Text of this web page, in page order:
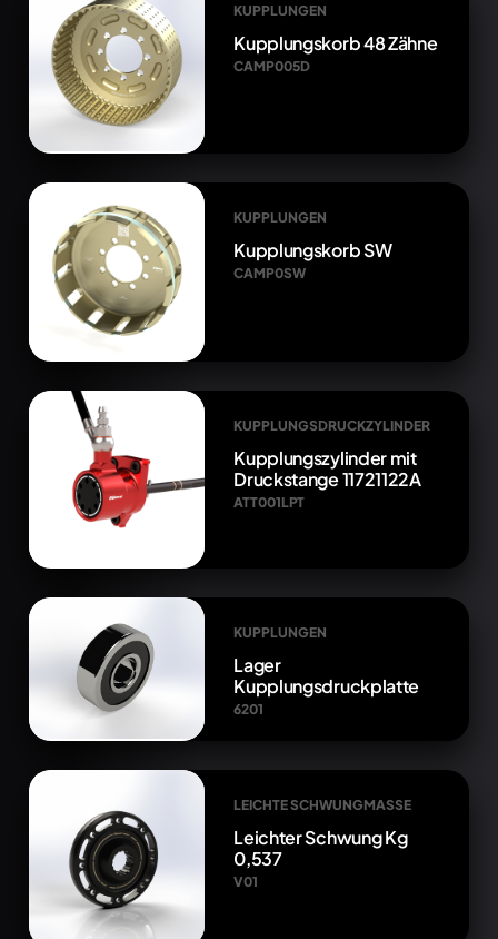
KUPPLUNGEN
Kupplungskorb 48 Zähne
CAMP005D
KUPPLUNGEN
Kupplungskorb SW
CAMP0SW
KUPPLUNGSDRUCKZYLINDER
Kupplungszylinder mit
Druckstange 11721122A
ATT001LPT
KUPPLUNGEN
Lager
Kupplungsdruckplatte
6201
LEICHTE SCHWUNGMASSE
Leichter Schwung Kg
0,537
V01